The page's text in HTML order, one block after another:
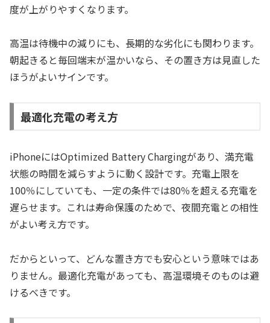
度が上がりやすくなります。
高温は待機中の減りにも、長期的な劣化にも関わります。
朝起きると毎回端末が温かいなら、その置き方は見直した
ほうがよいサインです。
最適化充電の考え方
iPhoneにはOptimized Battery Chargingがあり、満充電
状態の時間を減らすように動く設計です。充電上限を
100％にしていても、一定の条件では80％を超える充電を
遅らせます。これは寿命保護のためで、夜間充電との相性
がよい考え方です。
だからといって、どんな置き方でも安心という意味ではあ
りません。最適化充電があっても、高温環境そのものは避
けるべきです。